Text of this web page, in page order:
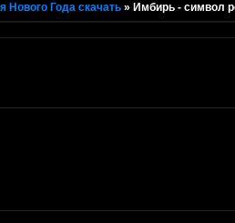
Нового Года скачать » Имбирь - символ